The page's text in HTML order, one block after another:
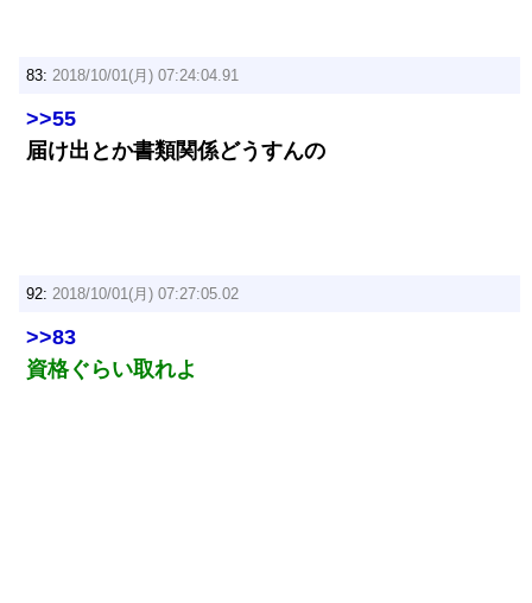
83: 2018/10/01(月) 07:24:04.91
>>55
届け出とか書類関係どうすんの
92: 2018/10/01(月) 07:27:05.02
>>83
資格ぐらい取れよ